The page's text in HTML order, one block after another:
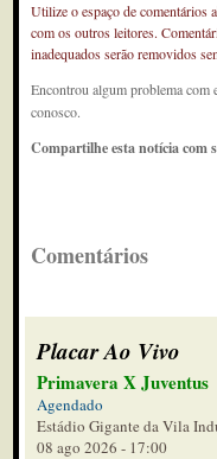
Utilize o espaço de comentários
com os outros leitores.
inadequados serão removidos
Encontrou algum problema
conosco.
Compartilhe esta notícia com
Comentários
Placar Ao Vivo
Primavera X Juventus
Agendado
Estádio Gigante da Vila
08 ago 2026 - 17:00